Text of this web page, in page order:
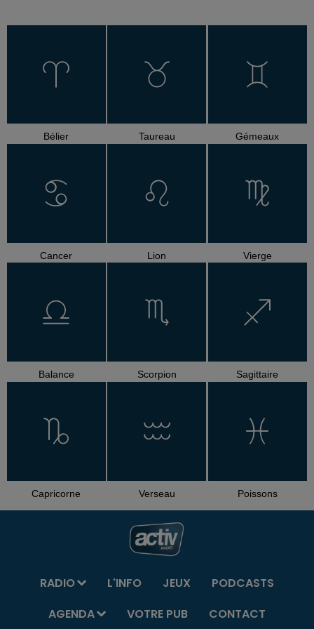
Bélier Taureau Gémeaux
Cancer Lion Vierge
Balance Scorpion Sagittaire
Capricorne Verseau Poissons
RADIO L'INFO JEUX
PODCASTS
AGENDA
VOTRE PUB CONTACT